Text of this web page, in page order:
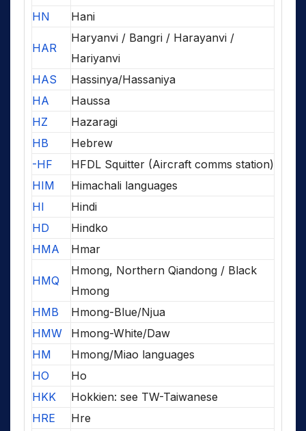
HN
Hani
HAR
Haryanvi / Bangri / Harayanvi /
Hariyanvi
HAS
Hassinya/Hassaniya
HA
Haussa
HZ
Hazaragi
HB
Hebrew
-HF
HFDL Squitter (Aircraft comms station)
HIM
Himachali languages
HI
Hindi
HD
Hindko
HMA
Hmar
HMQ
Hmong, Northern Qiandong / Black
Hmong
HMB
Hmong-Blue/Njua
HMW
Hmong-White/Daw
HM
Hmong/Miao languages
HO
Ho
HKK
Hokkien: see TW-Taiwanese
HRE
Hre